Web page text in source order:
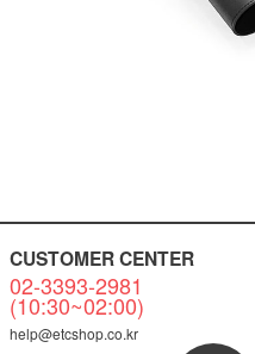
CUSTOMER CENTER
02-3393-2981
(10:30~02:00)
help@etcshop.co.kr